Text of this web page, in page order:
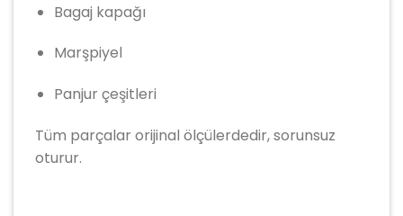
Bagaj kapağı
Marşpiyel
Panjur çeşitleri
Tüm parçalar orijinal ölçülerdedir, sorunsuz
oturur.